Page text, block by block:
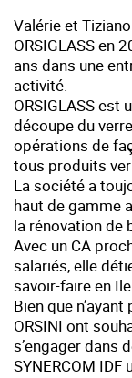
Valérie et
ORSIGLASS en
ans dans une
activité.
ORSIGLASS est
découpe du
opérations de
tous produits
La société a
haut de gamme
la rénovation de
Avec un CA
salariés, elle
savoir-faire en
Bien que
ORSINI ont
s’engager dans
SYNERCOM